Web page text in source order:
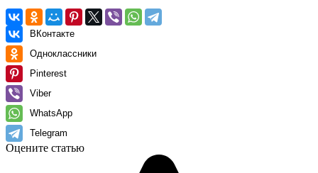
ВКонтакте
Одноклассники
Pinterest
Viber
WhatsApp
Telegram
Оцените статью